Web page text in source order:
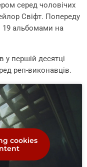
серед чоловічих
Свіфт. Попереду
19 альбомами на
у першій десятці
реп-виконавців.
cookies